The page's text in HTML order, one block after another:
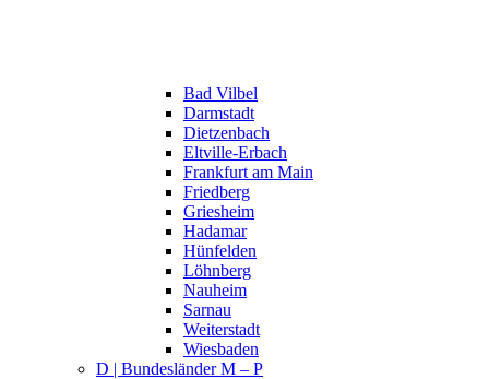
Bad Vilbel
Darmstadt
Dietzenbach
Eltville-Erbach
Frankfurt am Main
Friedberg
Griesheim
Hadamar
Hünfelden
Löhnberg
Nauheim
Sarnau
Weiterstadt
Wiesbaden
D | Bundesländer M – P